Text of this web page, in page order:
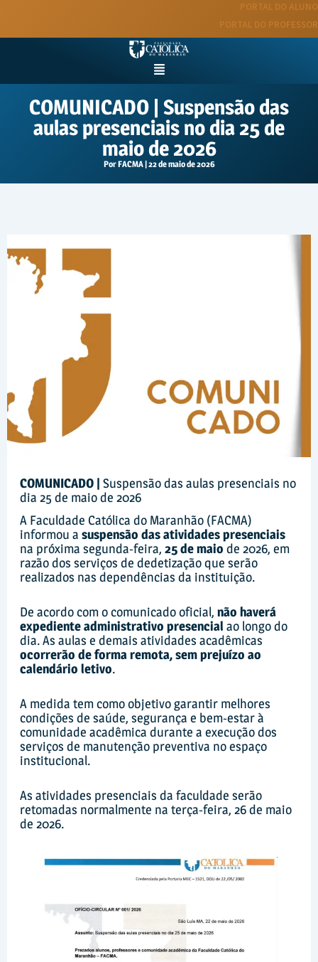
o
PORTAL DO ALUNO
PORTAL DO PROFESSOR
Menu
COMUNICADO | Suspensão das
aulas presenciais no dia 25 de
maio de 2026
PorFACMA 22 de maio de 2026
COMUNICADO | Suspensão das aulas presenciais no
dia 25 de maio de 2026
A Faculdade Católica do Maranhão (FACMA)
informou a suspensão das atividades presenciais
na próxima segunda-feira, 25 de maio de 2026, em
razão dos serviços de dedetização que serão
realizados nas dependências da instituição.
De acordo com o comunicado oficial, não haverá
expediente administrativo presencial ao longo do
dia. As aulas e demais atividades acadêmicas
ocorrerão de forma remota, sem prejuízo ao
calendário letivo.
A medida tem como objetivo garantir melhores
condições de saúde, segurança e bem-estar à
comunidade acadêmica durante a execução dos
serviços de manutenção preventiva no espaço
institucional.
As atividades presenciais da faculdade serão
retomadas normalmente na terça-feira, 26 de maio
de 2026.